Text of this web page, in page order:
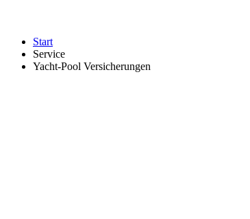
Start
Service
Yacht-Pool Versicherungen